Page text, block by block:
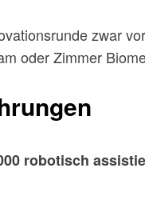
zwar
oder Zimmer
robotisch